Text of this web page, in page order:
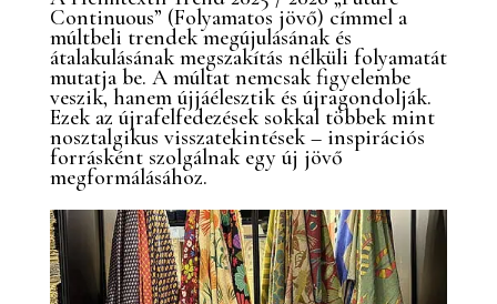
Continuous” (Folyamatos jövő) címmel a
múltbeli trendek megújulásának és
átalakulásának megszakítás nélküli folyamatát
mutatja be. A múltat nemcsak figyelembe
veszik, hanem újjáélesztik és újragondolják.
Ezek az újrafelfedezések sokkal többek mint
nosztalgikus visszatekintések – inspirációs
forrásként szolgálnak egy új jövő
megformálásához.